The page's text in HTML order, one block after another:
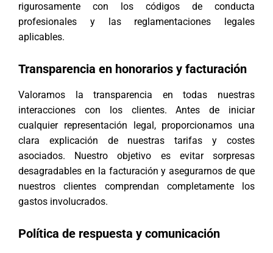
rigurosamente con los códigos de conducta
profesionales y las reglamentaciones legales
aplicables.
Transparencia en honorarios y facturación
Valoramos la transparencia en todas nuestras
interacciones con los clientes. Antes de iniciar
cualquier representación legal, proporcionamos una
clara explicación de nuestras tarifas y costes
asociados. Nuestro objetivo es evitar sorpresas
desagradables en la facturación y asegurarnos de que
nuestros clientes comprendan completamente los
gastos involucrados.
Política de respuesta y comunicación